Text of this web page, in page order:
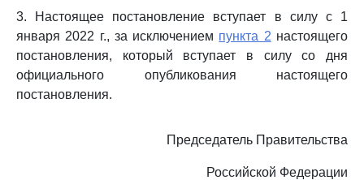
3. Настоящее постановление вступает в силу с 1
января 2022 г., за исключением пункта 2 настоящего
постановления, который вступает в силу со дня
официального опубликования настоящего
постановления.
Председатель Правительства
Российской Федерации